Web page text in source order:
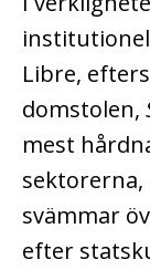
Libre,
domstolen,
mest
sektorerna,
svämmar
efter